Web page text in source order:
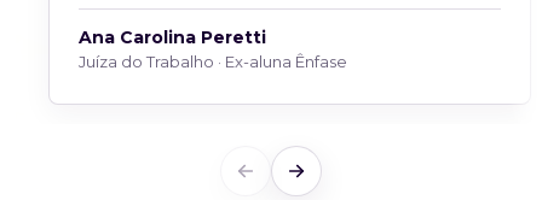
Ana Carolina Peretti
Juíza do Trabalho · Ex-aluna Ênfase